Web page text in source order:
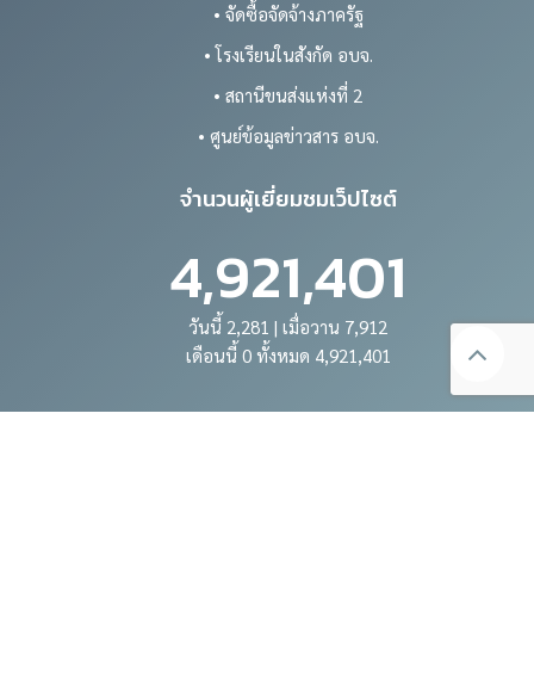
• จัดซื้อจัดจ้างภาครัฐ
• โรงเรียนในสังกัด อบจ.
• สถานีขนส่งแห่งที่ 2
• ศูนย์ข้อมูลข่าวสาร อบจ.
จำนวนผู้เยี่ยมชมเว็ปไซต์
4,921,401
วันนี้ 2,281 | เมื่อวาน 7,912
เดือนนี้ 0 ทั้งหมด 4,921,401